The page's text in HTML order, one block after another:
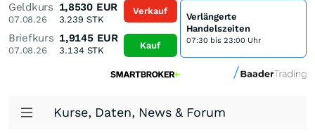
Geldkurs
07.08.26
1,8530 EUR
3.239 STK
Briefkurs
07.08.26
1,9145 EUR
3.134STK
Verkauf
Kauf
Verlängerte
Handelszeiten
07:30 bis 23:00 Uhr
Kurse, Daten, News & Forum